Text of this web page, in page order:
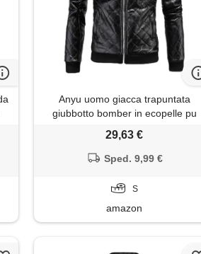
Anyu uomo giacca trapuntata
giubbotto bomber in ecopelle pu
29,63 €
Sped. 9,99 €
S
amazon